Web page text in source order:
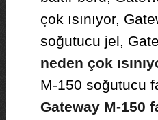
çok ısınıyor,
soğutucu jel,
neden çok
M-150 soğutucu
Gateway M-150